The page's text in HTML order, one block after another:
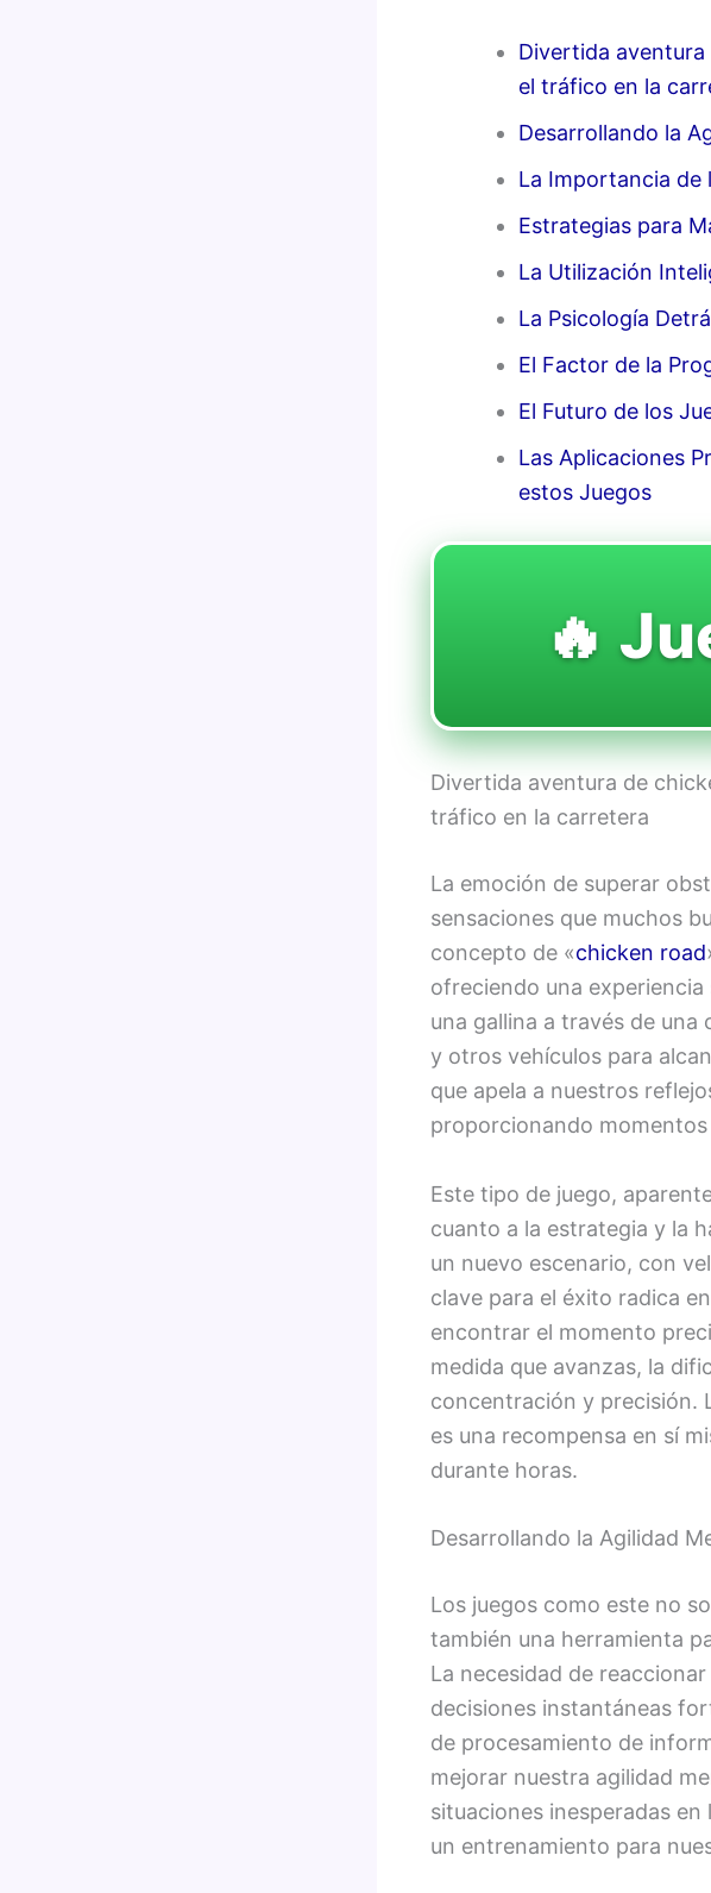
Divertida
el tráfico en la
Desarrollando la
La Importancia de
Estrategias para
La Utilización
La Psicología
El Factor de la
El Futuro de los
Las Aplicaciones
estos Juegos
🔥
Divertida aventura de
tráfico en la carretera
La emoción de superar
sensaciones que muchos
concepto de «chicken road
ofreciendo una
una gallina a través de
y otros vehículos para
que apela a nuestros
proporcionando
Este tipo de juego,
cuanto a la estrategia y la
un nuevo escenario, con
clave para el éxito radica
encontrar el momento
medida que avanzas, la
concentración y precisión.
es una recompensa en sí
durante horas.
Desarrollando la Agilidad
Los juegos como este no
también una herramienta
La necesidad de
decisiones instantáneas
de procesamiento de
mejorar nuestra agilidad
situaciones inesperadas
un entrenamiento para